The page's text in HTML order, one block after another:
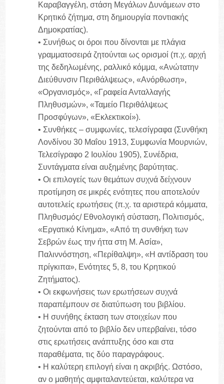
Καραβαγγέλη, στάση Μεγάλων Δυνάμεων στο
Κρητικό ζήτημα, στη δημιουργία ποντιακής
Δημοκρατίας).
• Συνήθως οι όροι που δίνονται με πλάγια
γραμματοσειρά ζητούνται ως ορισμοί (π.χ. αρχή
της δεδηλωμένης, ραλλικό κόμμα, «Ανώτατην
Διεύθυνσιν Περιθάλψεως», «Ανόρθωση»,
«Οργανισμός», «Γραφεία Ανταλλαγής
Πληθυσμών», «Ταμείο Περιθάλψεως
Προσφύγων», «Εκλεκτικοί»).
• Συνθήκες – συμφωνίες, τελεσίγραφα (Συνθήκη
Λονδίνου 30 Μαΐου 1913, Συμφωνία Μουρνιών,
Τελεσίγραφο 2 Ιουλίου 1905), Συνέδρια,
Συντάγματα είναι αυξημένης βαρύτητας.
• Οι επιλογείς των θεμάτων συχνά δείχνουν
προτίμηση σε μικρές ενότητες που αποτελούν
αυτοτελείς ερωτήσεις (π.χ. τα αριστερά κόμματα,
Πληθυσμός/ Εθνολογική σύσταση, Πολιτισμός,
«Εργατικό Κίνημα», «Από τη συνθήκη των
Σεβρών έως την ήττα στη Μ. Ασία»,
Παλιννόστηση, «Περίθαλψη», «Η αντίδραση του
πρίγκιπα», Ενότητες 5, 8, του Κρητικού
Ζητήματος).
• Οι εκφωνήσεις των ερωτήσεων συχνά
παραπέμπουν σε διατύπωση του βιβλίου.
• Η συνήθης έκταση των στοιχείων που
ζητούνται από το βιβλίο δεν υπερβαίνει, τόσο
στις ερωτήσεις ανάπτυξης όσο και στα
παραθέματα, τις δύο παραγράφους.
• Η καλύτερη επιλογή είναι η ακριβής. Ωστόσο,
αν ο μαθητής αμφιταλαντεύεται, καλύτερα να